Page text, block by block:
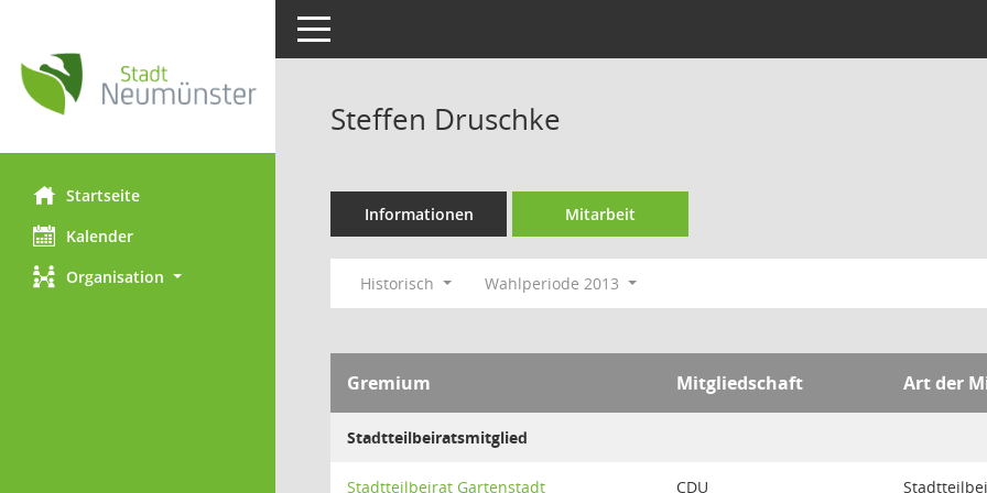
Startseite
Kalender
Organisation
Toggle navigation
Steffen Druschke
Informationen Mitarbeit
Historisch Wahlperiode 2013
Gremium Mitgliedschaft Art der
Stadtteilbeiratsmitglied
Stadtteilbeirat Gartenstadt CDU